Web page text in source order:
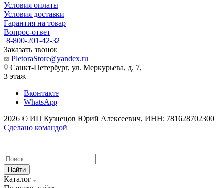
Условия оплаты
Условия доставки
Гарантия на товар
Вопрос-ответ
8-800-201-42-32
Заказать звонок
PletoraStore@yandex.ru
Санкт-Петербург, ул. Меркурьева, д. 7,
3 этаж
Вконтакте
WhatsApp
2026 © ИП Кузнецов Юрий Алексеевич, ИНН: 781628702300
Сделано командой
Найти
Каталог